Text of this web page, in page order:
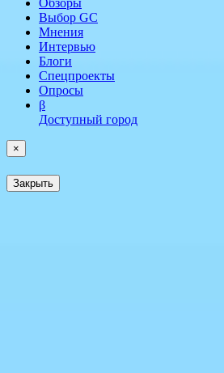
Обзоры
Выбор GC
Мнения
Интервью
Блоги
Спецпроекты
Опросы
β
Доступный город
×
Закрыть